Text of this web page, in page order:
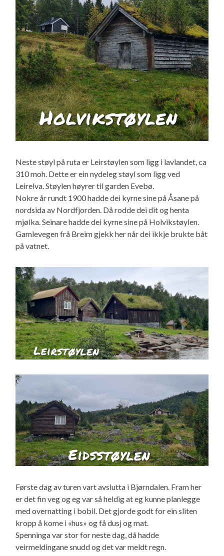
Neste støyl på ruta er Leirstøylen som ligg i lavlandet, ca
310 moh. Dette er ein nydeleg støyl som ligg ved
Leirelva. Støylen høyrer til garden Evebø.
Nokre år rundt 1900 hadde dei kyrne sine på Åsane på
nordsida av Nordfjorden. Då rodde dei dit og henta
mjølka. Seinare hadde dei kyrne sine på Holvikstøylen.
Gamlevegen frå Breim gjekk her når dei ikkje brukte båt
på vatnet.
Første dag av turen vart avslutta i Bjørndalen. Fram her
er det fin veg og eg var så heldig at eg kunne planlegge
med overnatting i bobil. Det gjorde godt for ein sliten
kropp å kome i «hus» og få dusj og mat.
Spenninga var stor for neste dag, då hadde
veirmeldingane snudd og det var meldt regn.